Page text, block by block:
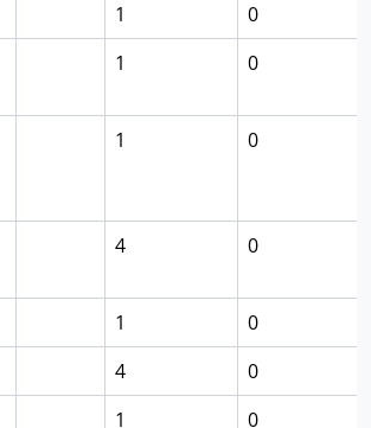
1
0
1 0
1 0
4 0
1
0
4
0
1
0